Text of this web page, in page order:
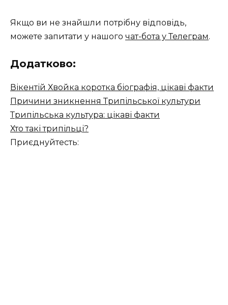
Якщо ви не знайшли потрібну відповідь,
можете запитати у нашого чат-бота у Телеграм.
Додатково:
Вікентій Хвойка коротка біографія, цікаві факти
Причини зникнення Трипільської культури
Трипільська культура: цікаві факти
Хто такі трипільці?
Приєднуйтесть: